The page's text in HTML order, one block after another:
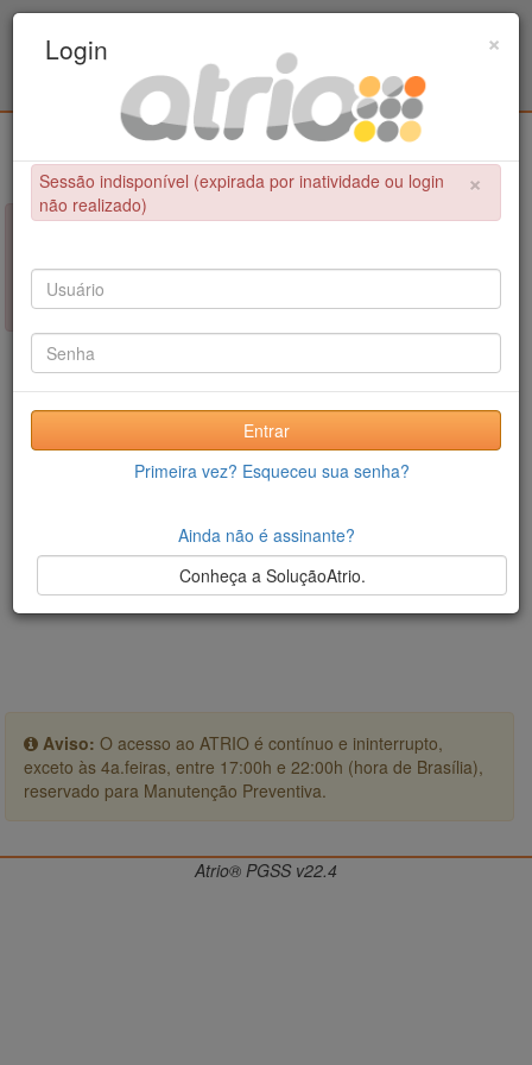
Educação Física / UPE - UFPB
×
NÃO FOI POSSÍVEL CONCLUIR A OPERAÇÃO
Sessão indisponível (expirada por inatividade ou login não
realizado)
Aviso: O acesso ao ATRIO é contínuo e ininterrupto,
exceto às 4a.feiras, entre 17:00h e 22:00h (hora de Brasília),
reservado para Manutenção Preventiva.
×
Login
×
Sessão indisponível (expirada por inatividade ou login
não realizado)
Entrar
Primeira vez? Esqueceu sua senha?
Ainda não é assinante?
Conheça a SoluçãoAtrio.
Atrio® PGSS v22.4